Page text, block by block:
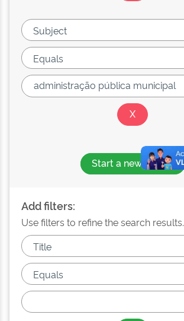
Start a new search
Add filters:
Use filters to refine the search results.